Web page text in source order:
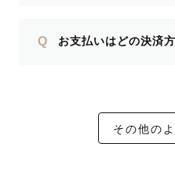
Q お支払いはどの決済
その他の